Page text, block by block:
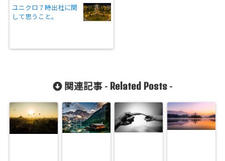
ユニクロ７時出社に関
して思うこと。
関連記事 - Related Posts-